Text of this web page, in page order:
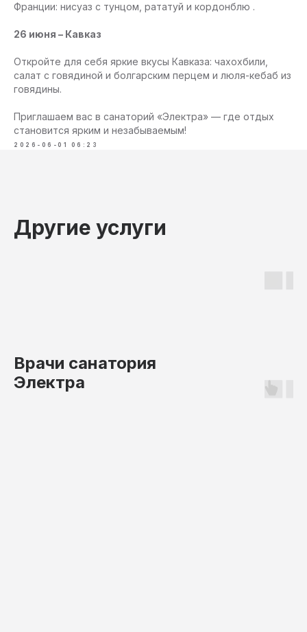
Франции: нисуаз с тунцом, рататуй и кордонблю .
26 июня – Кавказ
Откройте для себя яркие вкусы Кавказа: чахохбили,
салат с говядиной и болгарским перцем и люля-кебаб из
говядины.
Приглашаем вас в санаторий «Электра» — где отдых
становится ярким и незабываемым!
2026-06-01 06:23
Другие услуги
Врачи санатория
Электра